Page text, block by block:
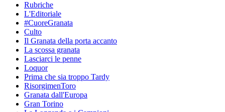
Rubriche
L'Editoriale
#CuoreGranata
Culto
Il Granata della porta accanto
La scossa granata
Lasciarci le penne
Loquor
Prima che sia troppo Tardy
RisorgimenToro
Granata dall'Europa
Gran Torino